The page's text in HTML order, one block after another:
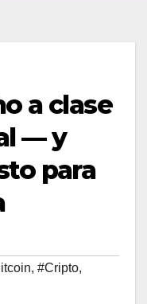
a clase
— y
para
, #Cripto,